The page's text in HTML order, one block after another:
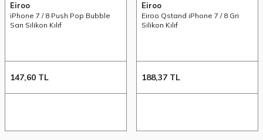
Eiroo
iPhone 7 / 8 Push Pop Bubble
Sarı Silikon Kılıf
147,60 TL
Eiroo
Eiroo Qstand iPhone 7 / 8 Gri
Silikon Kılıf
188,37 TL